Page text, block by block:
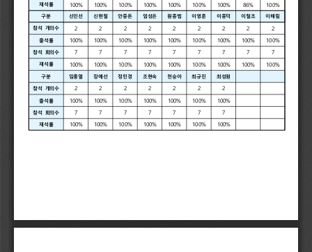
재석률 100% 100% 100% 100% 100% 100% 100% 86% 100%
구분 신인선 신현철 안중돈 엄성은 원종범 이영훈 이종덕 이철조 이해림
참석 개의수 2 2 2 2 2 2 2 2 2
출석률 100% 100% 100% 100% 100% 100% 100% 100% 100%
참석 회의수 7 7 7 7 7 7 7 7 7
재석률 100% 100% 100% 100% 100% 100% 100% 100% 100%
구분 임홍열 장예선 정민경 조현숙 천승아 최규진 최성원
참석 개의수 2 2 2 2 2 2 2
출석률 100% 100% 100% 100% 100% 100% 100%
참석 회의수 7 7 7 7 7 7 7
재석률 100% 100% 100% 100% 100% 100% 100%